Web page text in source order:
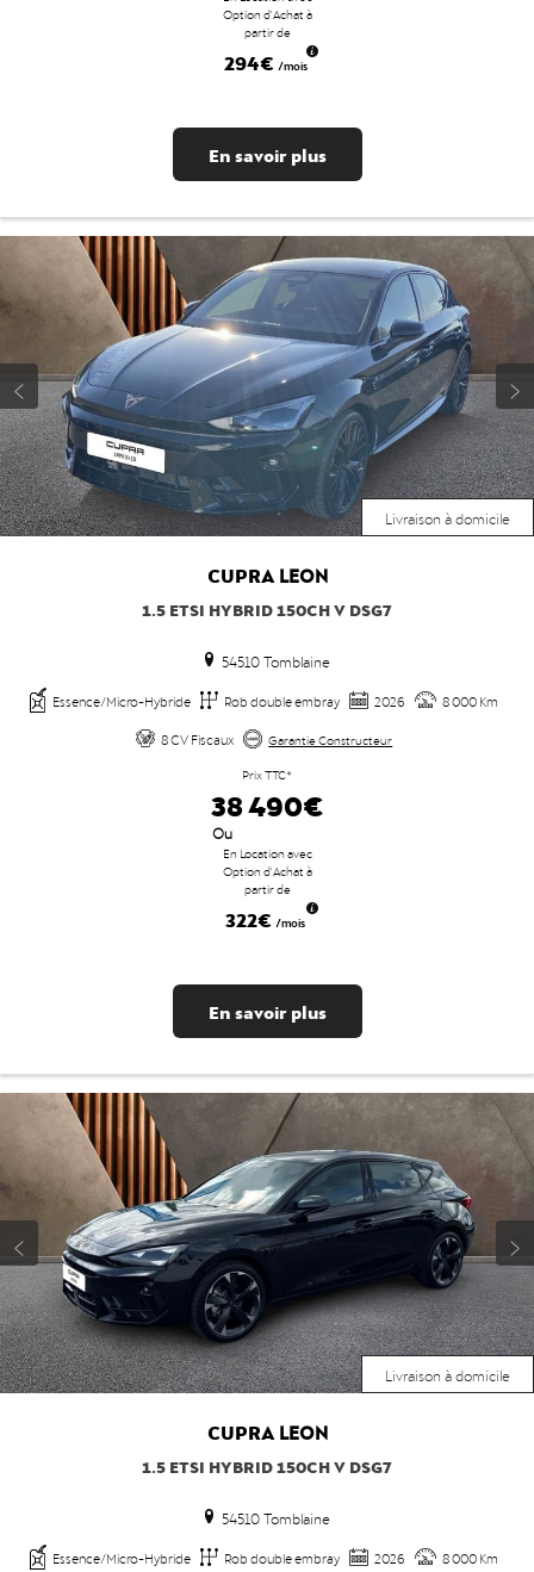
Option d'Achat à
partir de
294€ /mois
En savoir plus
Livraison à domicile
CUPRA LEON
1.5 ETSI HYBRID 150CH V DSG7
54510 Tomblaine
Essence/Micro-Hybride Rob double embray 2026
8 000 Km
8 CV Fiscaux
Garantie Constructeur
Prix TTC*
38 490€
Ou
En Location avec
Option d'Achat à
partir de
322€ /mois
En savoir plus
Livraison à domicile
CUPRA LEON
1.5 ETSI HYBRID 150CH V DSG7
54510 Tomblaine
Essence/Micro-Hybride Rob double embray 2026
8 000 Km